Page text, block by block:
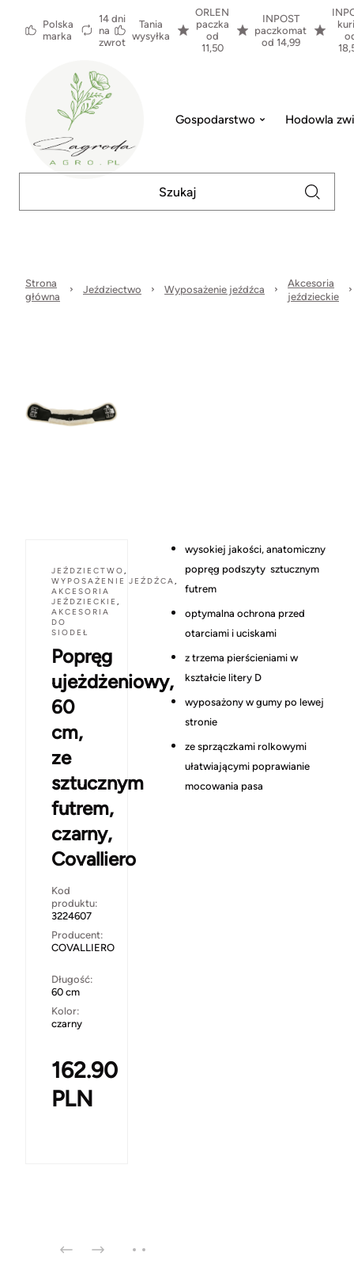
Polska
marka
14 dni
na
zwrot
Tania
wysyłka
ORLEN
paczka
od
11,50
INPOST
paczkomat
od 14,99
Gospodarstwo Hodowla
Strona
główna
Jeździectwo Wyposażenie jeźdźca
Akcesoria
jeździeckie
JEŹDZIECTWO,
WYPOSAŻENIE JEŹDŹCA,
AKCESORIA
JEŹDZIECKIE ,
AKCESORIA
DO
SIODEŁ
Popręg
ujeżdżeniowy,
60
cm,
ze
sztucznym
futrem,
czarny,
Covalliero
Kod
produktu:
3224607
Producent:
COVALLIERO
Długość:
60 cm
Kolor:
czarny
162.90
PLN
wysokiej jakości, anatomiczny
popręg podszyty sztucznym
futrem
optymalna ochrona przed
otarciami i uciskami
z trzema pierścieniami w
kształcie litery D
wyposażony w gumy po lewej
stronie
ze sprzączkami rolkowymi
ułatwiającymi poprawianie
mocowania pasa